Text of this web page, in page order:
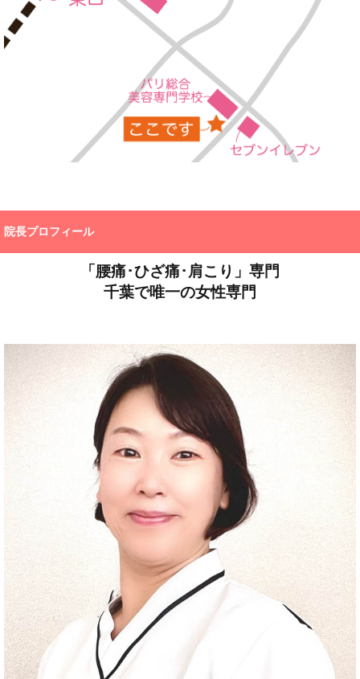
院長プロフィール
「腰痛･ひざ痛･肩こり」専門
千葉で唯一の女性専門